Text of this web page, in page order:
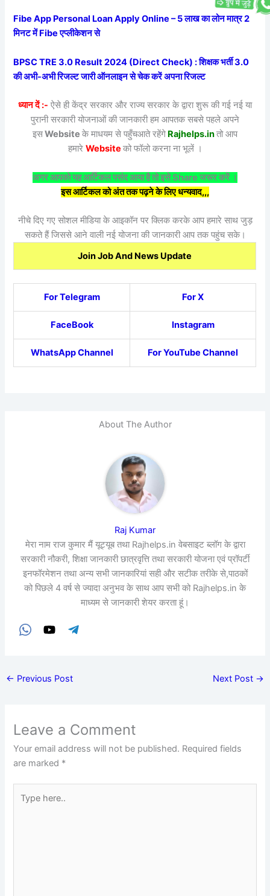
Fibe App Personal Loan Apply Online – 5 लाख का लोन मात्र 2
मिनट में Fibe एप्लीकेशन से
BPSC TRE 3.0 Result 2024 (Direct Check) : शिक्षक भर्ती 3.0
की अभी-अभी रिजल्ट जारी ऑनलाइन से चेक करें अपना रिजल्ट
ध्यान दें :- ऐसे ही केंद्र सरकार और राज्य सरकार के द्वारा शुरू की गई नई या
पुरानी सरकारी योजनाओं की जानकारी हम आपतक सबसे पहले अपने
इसWebsite के माधयम से पहुँचआते रहेंगे Rajhelps.inतो आप
हमारे Website को फॉलो करना ना भूलें ।
अगर आपको यह आर्टिकल पसंद आया है तो इसे Share जरूर करें ।
इस आर्टिकल को अंत तक पढ़ने के लिए धन्यवाद,,,
नीचे दिए गए सोशल मीडिया के आइकॉन पर क्लिक करके आप हमारे साथ जुड़
सकते हैं जिससे आने वाली नई योजना की जानकारी आप तक पहुंच सके।
Join Job And News Update
For Telegram For X
FaceBook Instagram
WhatsApp Channel For YouTube Channel
About The Author
Raj Kumar
मेरा नाम राज कुमार मैं यूट्यूब तथा Rajhelps.in वेबसाइट ब्लॉग के द्वारा
सरकारी नौकरी, शिक्षा जानकारी छात्रवृत्ति तथा सरकारी योजना एवं प्रॉपर्टी
इनफॉरमेशन तथा अन्य सभी जानकारियां सही और सटीक तरीके से,पाठकों
को पिछले 4 वर्ष से ज्यादा अनुभव के साथ आप सभी को Rajhelps.in के
माध्यम से जानकारी शेयर करता हूं।
← Previous Post Next Post →
Leave a Comment
Your email address will not be published. Required fields
are marked *
here..